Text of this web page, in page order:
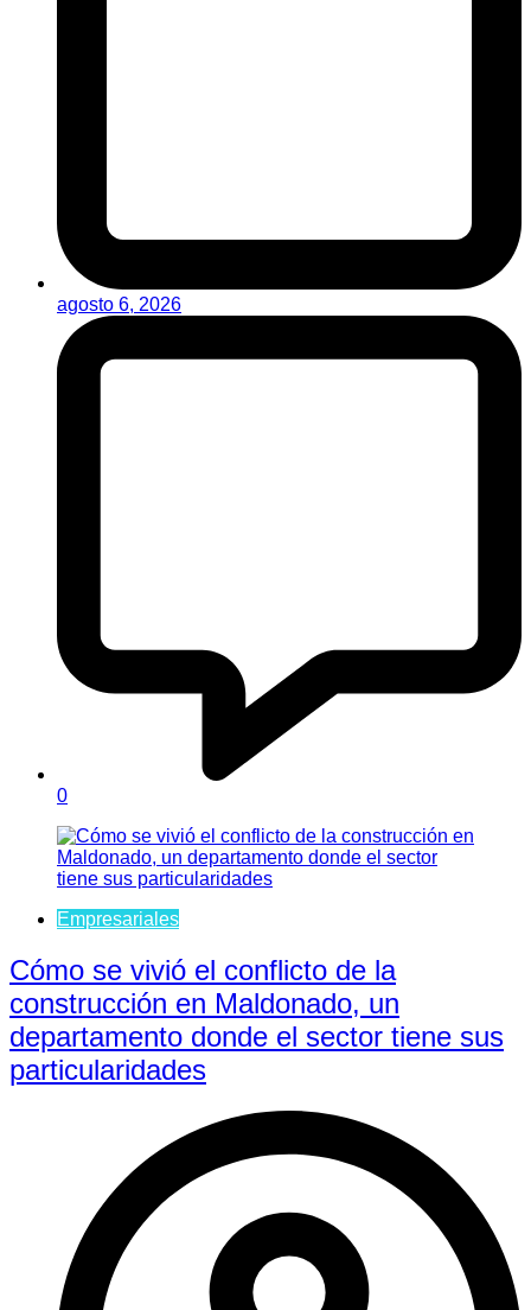
agosto 6, 2026
0
Empresariales
Cómo se vivió el conflicto de la
construcción en Maldonado, un
departamento donde el sector tiene sus
particularidades